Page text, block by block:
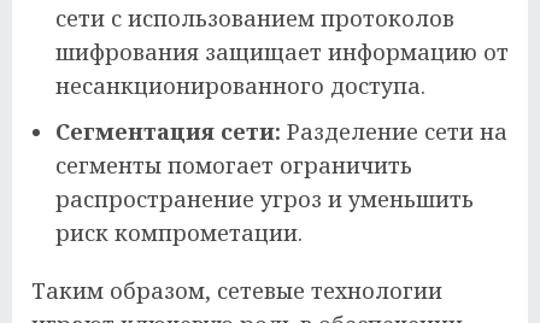
сети с использованием протоколов
шифрования защищает информацию от
несанкционированного доступа.
Сегментация сети: Разделение сети на
сегменты помогает ограничить
распространение угроз и уменьшить
риск компрометации.
Таким образом, сетевые технологии